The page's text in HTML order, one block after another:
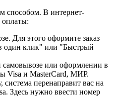
способом. В интернет-
оплаты:
Для этого оформите заказ
один клик" или "Быстрый
самовывозе или оформлении в
Visa и MasterCard, МИР.
перенаправит вас на
Здесь нужно ввести номер